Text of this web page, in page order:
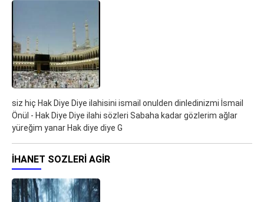
siz hiç Hak Diye Diye ilahisini ismail onulden dinledinizmi İsmail
Önül - Hak Diye Diye ilahi sözleri Sabaha kadar gözlerim ağlar
yüreğim yanar Hak diye diye G
IHANET SOZLERI AGIR